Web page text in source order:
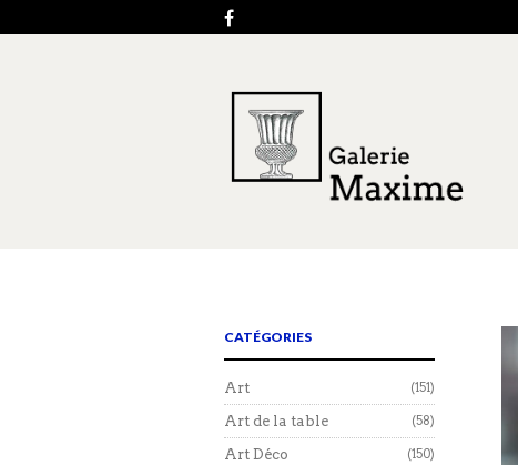
CATÉGORIES
Art (151)
Art de la table (58)
Art Déco (150)